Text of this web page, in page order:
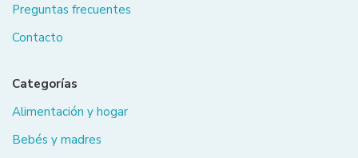
Preguntas frecuentes
Contacto
Categorías
Alimentación y hogar
Bebés y madres